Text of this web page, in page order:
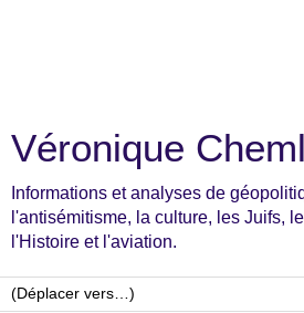
Véronique
Informations et analyses de
l'antisémitisme, la culture, les Juifs,
l'Histoire et l'aviation.